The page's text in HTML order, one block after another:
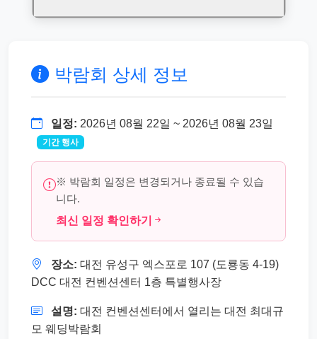
박람회 상세 정보
일정: 2026년 08월 22일 ~ 2026년 08월 23일
기간 행사
※ 박람회 일정은 변경되거나 종료될 수 있습
니다.
최신 일정 확인하기
장소: 대전 유성구 엑스포로 107 (도룡동 4-19)
DCC 대전 컨벤션센터 1층 특별행사장
설명: 대전 컨벤션센터에서 열리는 대전 최대규
모 웨딩박람회